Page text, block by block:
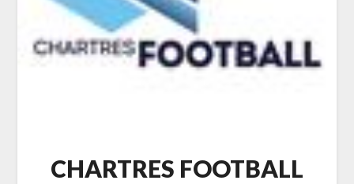
CHARTRES FOOTBALL